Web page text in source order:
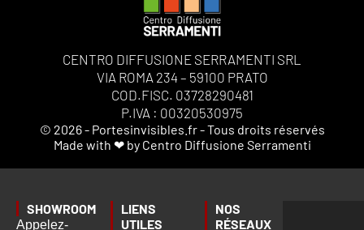
CENTRO DIFFUSIONE SERRAMENTI SRL
VIA ROMA 234 – 59100 PRATO
COD.FISC. 03728290481
P.IVA : 00320530975
© 2026 - Portesinvisibles.fr - Tous droits réservés
Made with ❤ by Centro Diffusione Serramenti
SHOWROOM
Appelez-
LIENS
UTILES
NOS
RÉSEAUX